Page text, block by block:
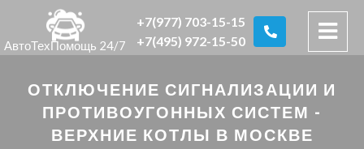
АвтоТехПомощь 24/7
+7(977) 703-15-15
+7(495) 972-15-50
ОТКЛЮЧЕНИЕ СИГНАЛИЗАЦИИ И
ПРОТИВОУГОННЫХ СИСТЕМ -
ВЕРХНИЕ КОТЛЫ В МОСКВЕ